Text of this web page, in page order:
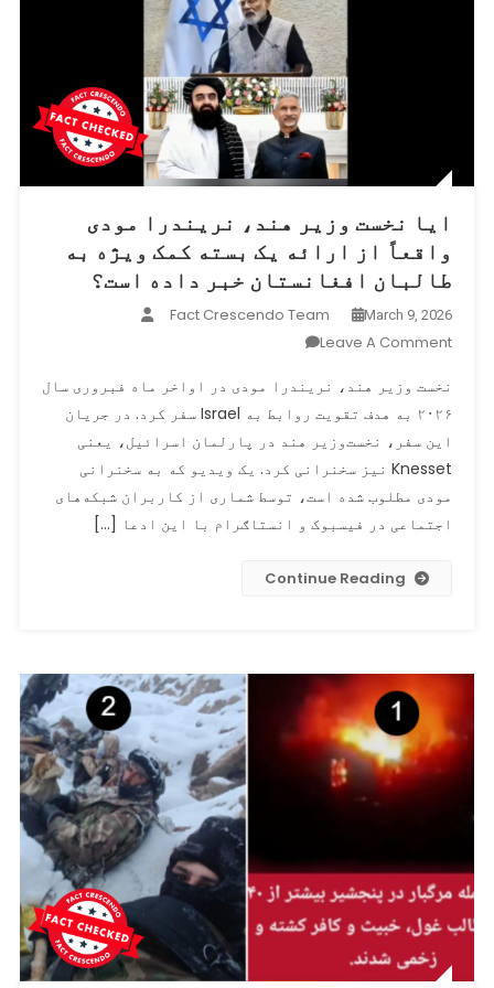
ایا نخست ‌وزیر هند، نریندرا مودی
واقعاً از ارائه یک بسته کمک ویژه به
طالبان افغانستان خبر داده است؟
March 9, 2026
Fact Crescendo Team
Leave A Comment
نخست
‌وزیر
هند،
نریندرا
مودی
واقعاً
ارائه
ویژه
افغانستان
نخست‌ وزیر هند، نریندرا مودی در اواخر ماه فبروری سال
۲۰۲۶ به هدف تقویت روابط به Israel سفر کرد. در جریان
این سفر، نخست‌وزیر هند در پارلمان اسرائیل، یعنی
Knesset نیز سخنرانی کرد. یک ویدیو که به سخنرانی
مودی مطلوب شده است، توسط شماری از کاربران شبکه‌های
اجتماعی در فیسبوک و انستاګرام با این ادعا […]
Continue Reading